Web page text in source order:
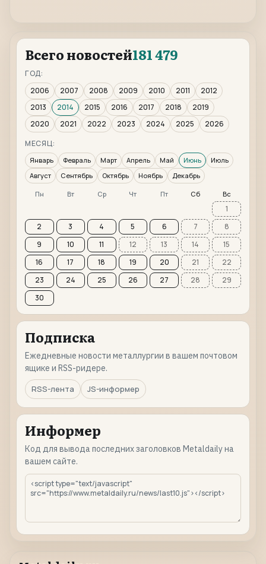
Всего новостей181 479
ГОД:
2006
2007 2008 2009 2010 2011
2012
2013
2014 2015 2016 2017 2018
2019
2020
2021 2022 2023 2024 2025
2026
МЕСЯЦ:
Январь Февраль Март Апрель Май Июнь
Июль
Август
Сентябрь Октябрь Ноябрь Декабрь
Пн Вт Ср Чт Пт Сб Вс
1
2
3 4 5 6 7
8
9
10 11 12 13 14
15
16
17 18 19 20 21
22
23
24 25 26 27 28
29
30
Подписка
Ежедневные новости металлургии в вашем почтовом
ящике и RSS-ридере.
RSS-лента
JS-информер
Информер
Код для вывода последних заголовков Metaldaily на
вашем сайте.